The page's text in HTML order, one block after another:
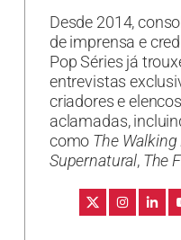
Desde 2014,
de imprensa e
Pop Séries já
entrevistas
criadores e
aclamadas,
como The Walking
Supernatural, The